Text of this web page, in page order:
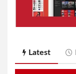
Latest